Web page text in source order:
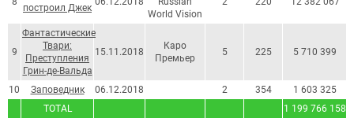
TOTAL 1 199 766 158
построил Джек
World Vision
9
Фантастические
Твари:
Преступления
Грин-де-Вальда
15.11.2018
Каро
Премьер
5 225 5 710 399
10 Заповедник 06.12.2018 2 354 1 603 325